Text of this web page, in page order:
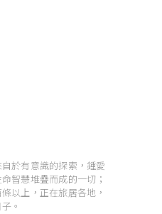
於有意識的探索，鍾愛
智慧堆疊而成的一切；
以上，正在旅居各地，
。